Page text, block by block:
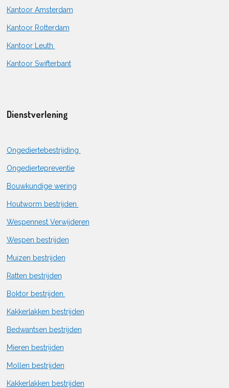
Kantoor Amsterdam
Kantoor Rotterdam
Kantoor Leuth
Kantoor Swifterbant
Dienstverlening
Ongediertebestrijding
Ongediertepreventie
Bouwkundige wering
Houtworm bestrijden
Wespennest Verwijderen
Wespen bestrijden
Muizen bestrijden
Ratten bestrijden
Boktor bestrijden
Kakkerlakken bestrijden
Bedwantsen bestrijden
Mieren bestrijden
Mollen bestrijden
Kakkerlakken bestrijden